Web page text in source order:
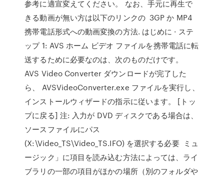
参考に適宣変えてください。 なお、手元に再生で
きる動画が無い方は以下のリンクの 3GP か MP4
携帯電話形式への動画変換の方法. はじめに · ステ
ップ 1: AVS ホーム ビデオ ファイルを携帯電話に転
送するために必要なのは、次のものだけです。
AVS Video Converter ダウンロードが完了した
ら、 AVSVideoConverter.exe ファイルを実行し、
インストールウィザードの指示に従います。 [トッ
プに戻る] 注: 入力が DVD ディスクである場合は、
ソースファイルにパス
(X:\Video_TS\Video_TS.IFO) を選択する必要 ミュ
ージック」に項目を読み込む方法によっては、ライ
ブラリの一部の項目がほかの場所（別のフォルダや